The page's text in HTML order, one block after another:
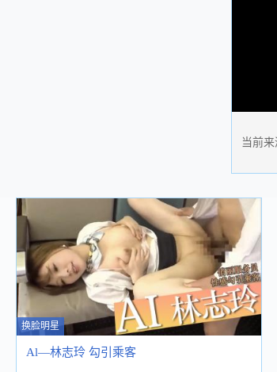
当前来
换脸明星
Al—林志玲 勾引乘客